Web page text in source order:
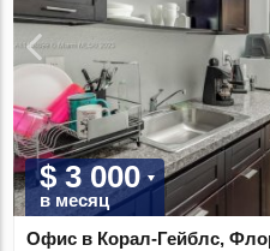
$ 3 000
в месяц
Офис в Корал-Гейблс,